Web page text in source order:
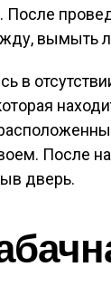
После
вымыть
в
После
дверь.